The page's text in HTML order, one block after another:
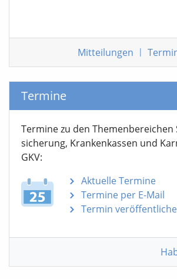
Mitteilungen |
Termine
Termine zu den
sicherung, Krankenkassen und
GKV:
Aktuelle Termine
Termine per E-Mail
Termin